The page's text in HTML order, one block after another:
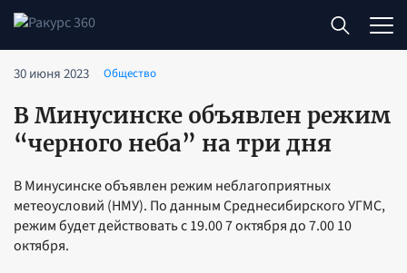
30 июня 2023 Общество
В Минусинске объявлен режим
“черного неба” на три дня
В Минусинске объявлен режим неблагоприятных
метеоусловий (НМУ). По данным Среднесибирского УГМС,
режим будет действовать с 19.00 7 октября до 7.00 10
октября.